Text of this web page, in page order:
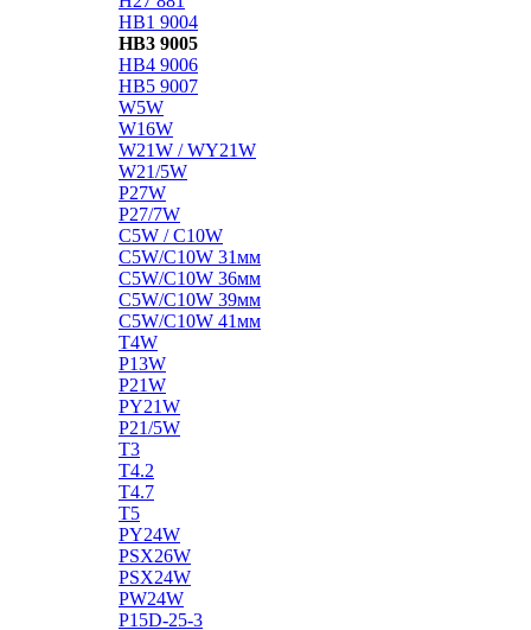
HB1 9004
HB3 9005
HB4 9006
HB5 9007
W5W
W16W
W21W / WY21W
W21/5W
P27W
P27/7W
C5W / C10W
C5W/C10W 31мм
C5W/C10W 36мм
C5W/C10W 39мм
C5W/C10W 41мм
T4W
P13W
P21W
PY21W
P21/5W
T3
T4.2
T4.7
T5
PY24W
PSX26W
PSX24W
PW24W
P15D-25-3